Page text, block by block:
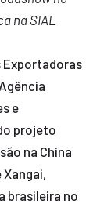
na SIAL
Exportadoras
e
projeto
na China
Xangai,
brasileira no